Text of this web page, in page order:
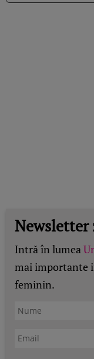
Newsletter
Intră în lumea
mai importante
feminin.